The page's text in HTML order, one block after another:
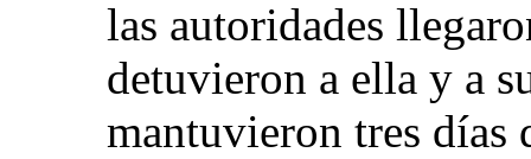
las autoridades
detuvieron a ella y a
mantuvieron tres días